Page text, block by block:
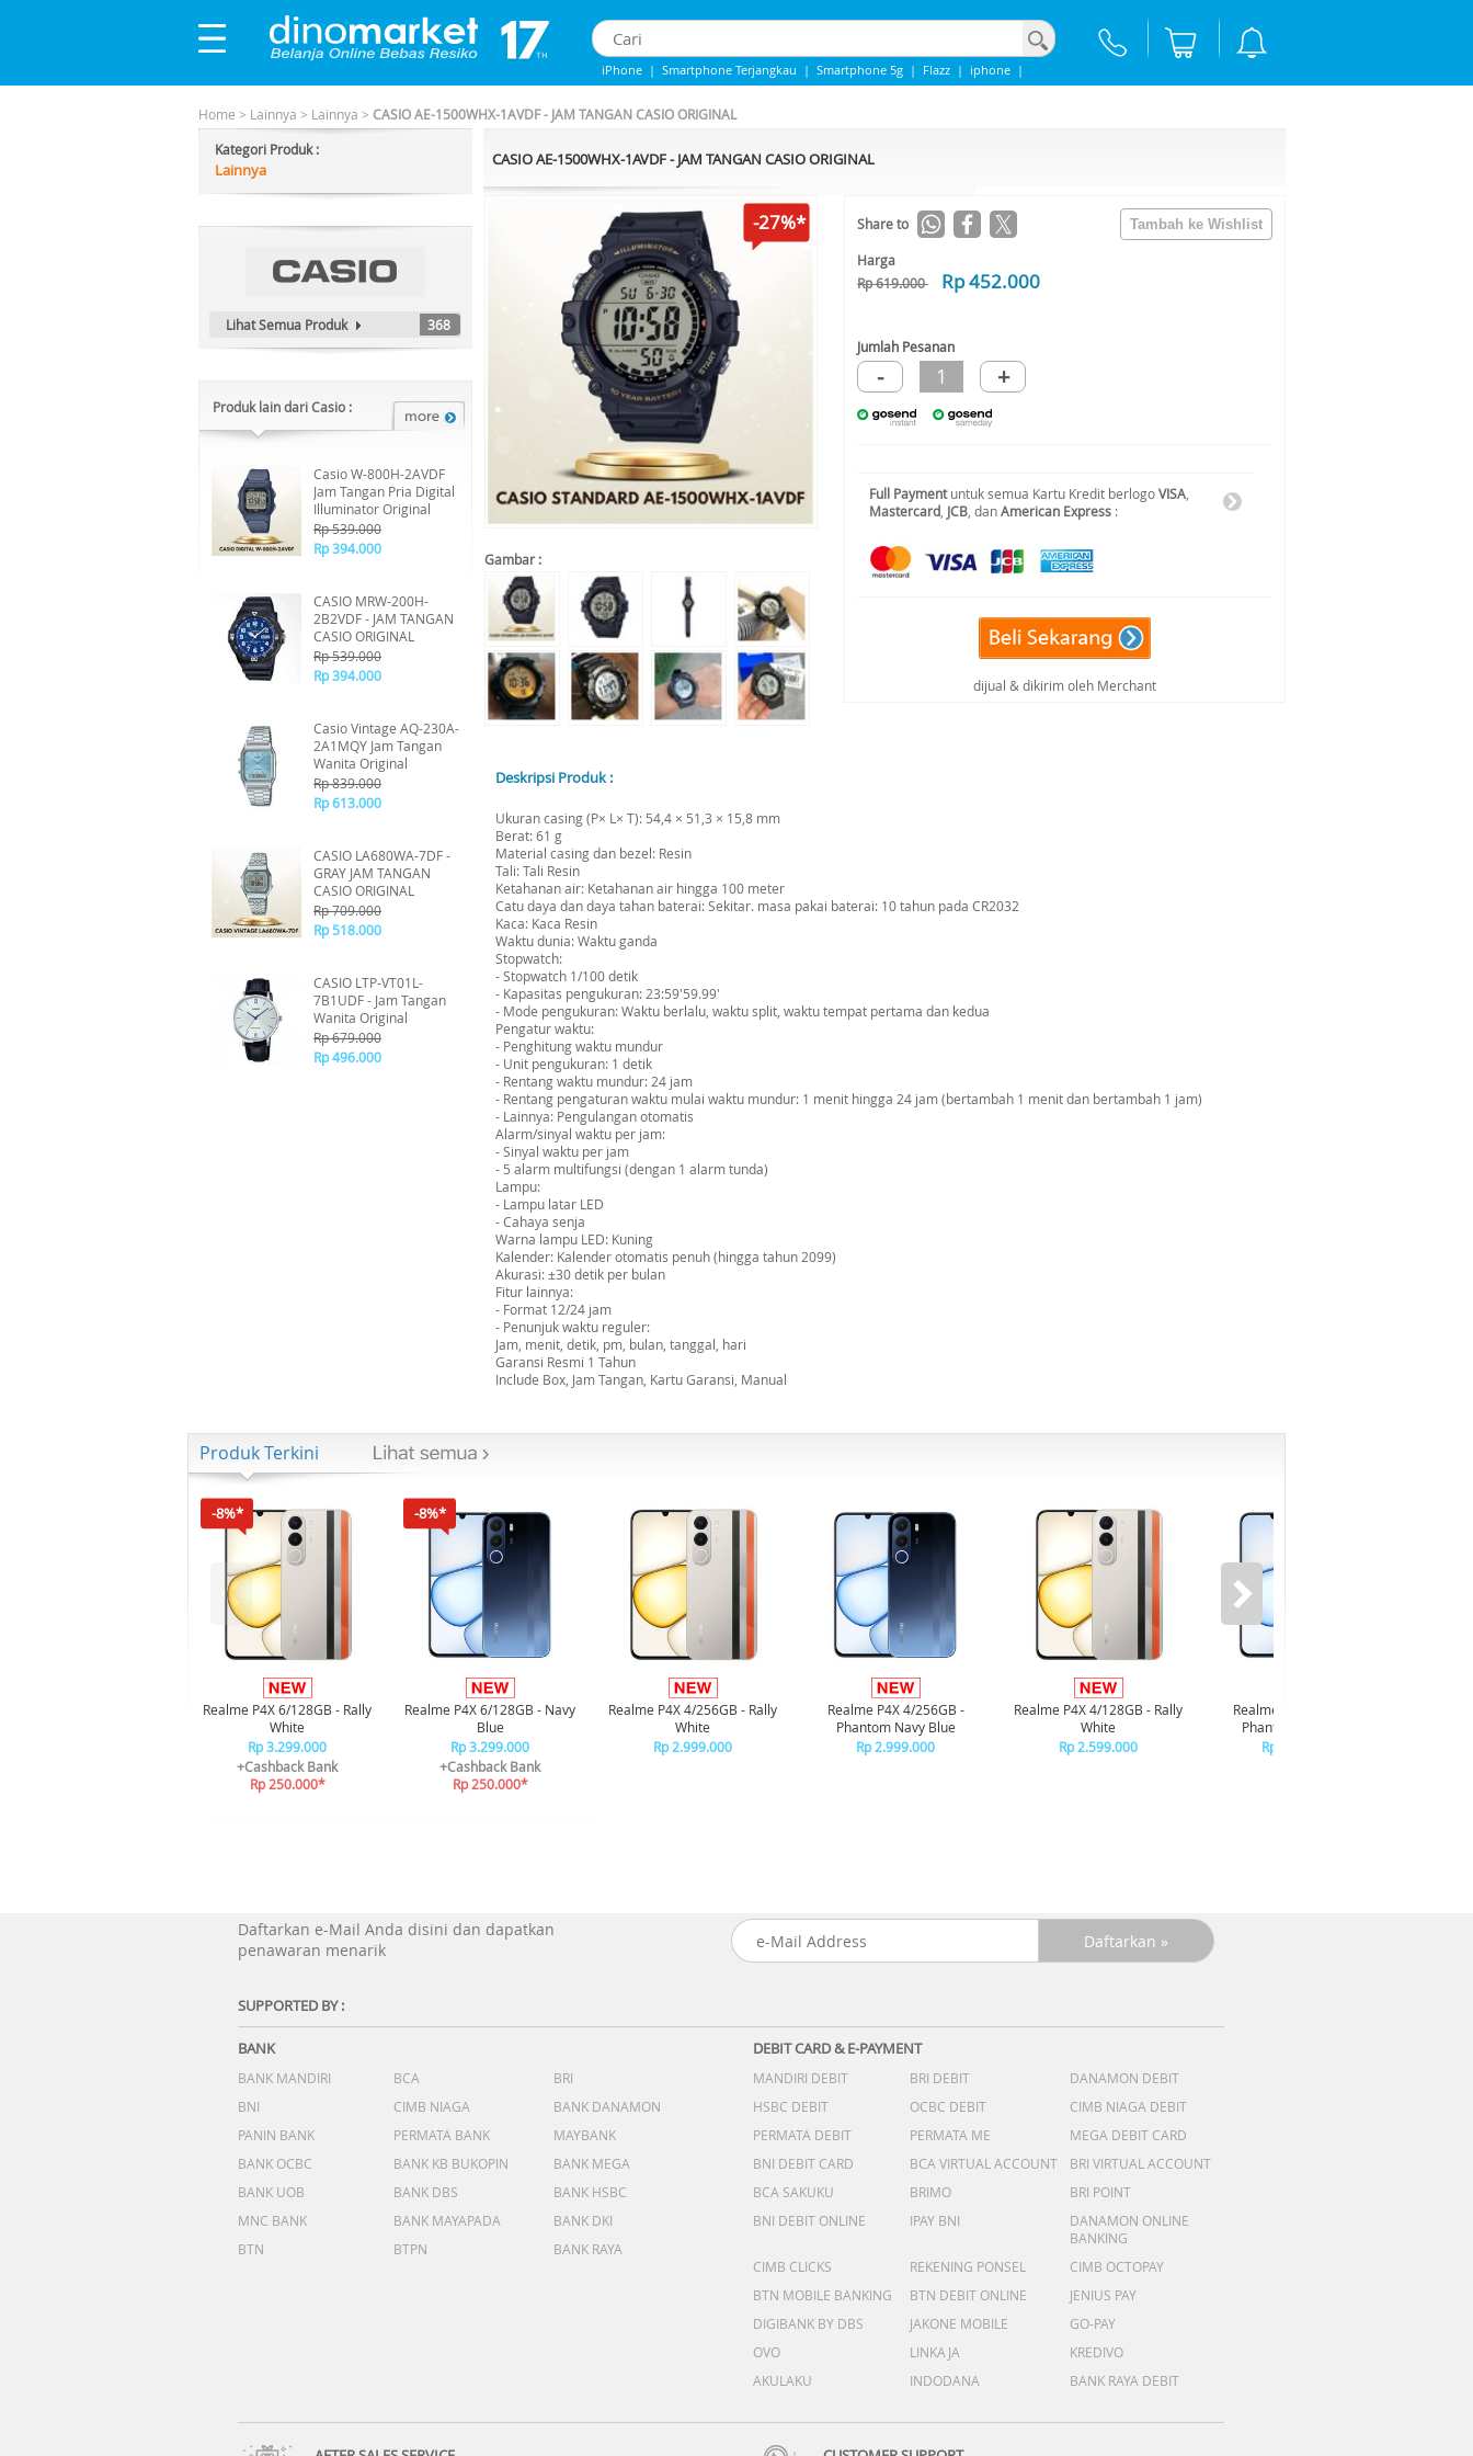
iPhone | Smartphone Terjangkau | Smartphone 5g | Flazz | iphone |
Home > Lainnya > Lainnya > CASIO AE-1500WHX-1AVDF - JAM TANGAN CASIO ORIGINAL
Kategori Produk :
Lainnya
Lihat Semua Produk 368
Produk lain dari Casio :
Casio W-800H-2AVDF
Jam Tangan Pria Digital
Illuminator Original
Rp 539.000
Rp 394.000
CASIO MRW-200H-
2B2VDF - JAM TANGAN
CASIO ORIGINAL
Rp 539.000
Rp 394.000
Casio Vintage AQ-230A-
2A1MQY Jam Tangan
Wanita Original
Rp 839.000
Rp 613.000
CASIO LA680WA-7DF -
GRAY JAM TANGAN
CASIO ORIGINAL
Rp 709.000
Rp 518.000
CASIO LTP-VT01L-
7B1UDF - Jam Tangan
Wanita Original
Rp 679.000
Rp 496.000
CASIO AE-1500WHX-1AVDF - JAM TANGAN CASIO ORIGINAL
-27%*
Gambar :
Share to
Harga
Rp 619.000
Rp 452.000
Jumlah Pesanan
- 1 +
Full Paymentuntuk semua Kartu Kredit berlogoVISA
Mastercard JCB , danAmerican Express :
dijual & dikirim oleh Merchant
Deskripsi Produk :
Ukuran casing (P× L× T): 54,4 × 51,3 × 15,8 mm
Berat: 61 g
Material casing dan bezel: Resin
Tali: Tali Resin
Ketahanan air: Ketahanan air hingga 100 meter
Catu daya dan daya tahan baterai: Sekitar. masa pakai baterai: 10 tahun pada CR2032
Kaca: Kaca Resin
Waktu dunia: Waktu ganda
Stopwatch:
- Stopwatch 1/100 detik
- Kapasitas pengukuran: 23:59'59.99'
- Mode pengukuran: Waktu berlalu, waktu split, waktu tempat pertama dan kedua
Pengatur waktu:
- Penghitung waktu mundur
- Unit pengukuran: 1 detik
- Rentang waktu mundur: 24 jam
- Rentang pengaturan waktu mulai waktu mundur: 1 menit hingga 24 jam (bertambah 1 menit dan bertambah 1 jam)
- Lainnya: Pengulangan otomatis
Alarm/sinyal waktu per jam:
- Sinyal waktu per jam
- 5 alarm multifungsi (dengan 1 alarm tunda)
Lampu:
- Lampu latar LED
- Cahaya senja
Warna lampu LED: Kuning
Kalender: Kalender otomatis penuh (hingga tahun 2099)
Akurasi: ±30 detik per bulan
Fitur lainnya:
- Format 12/24 jam
- Penunjuk waktu reguler:
Jam, menit, detik, pm, bulan, tanggal, hari
Garansi Resmi 1 Tahun
Include Box, Jam Tangan, Kartu Garansi, Manual
Produk Terkini
-8%*
Realme P4X 6/128GB - Rally
White
Rp 3.299.000
+Cashback Bank
Rp 250.000*
-8%*
Realme P4X 6/128GB - Navy
Blue
Rp 3.299.000
+Cashback Bank
Rp 250.000*
Realme P4X 4/256GB - Rally
White
Rp 2.999.000
Realme P4X 4/256GB -
Phantom Navy Blue
Rp 2.999.000
Realme P4X 4/128GB - Rally
White
Rp 2.599.000
Realme P4X 4/128GB -
Phantom Navy Blue
Rp 2.599.000
Daftarkan e-Mail Anda disini dan dapatkan
penawaran menarik
SUPPORTED BY :
BANK
BANK MANDIRI BCA
BRI
BNI
CIMB NIAGA
BANK DANAMON
PANIN BANK
PERMATA BANK
MAYBANK
BANK OCBC
BANK KB BUKOPIN
BANK MEGA
BANK UOB
BANK DBS
BANK HSBC
MNC BANK
BANK MAYAPADA
BANK DKI
BTN
BTPN BANK RAYA
DEBIT CARD & E-PAYMENT
MANDIRI DEBIT BRI DEBIT
DANAMON DEBIT
HSBC DEBIT
OCBC DEBIT
CIMB NIAGA DEBIT
PERMATA DEBIT
PERMATA ME
MEGA DEBIT CARD
BNI DEBIT CARD
BCA VIRTUAL ACCOUNT
BRI VIRTUAL ACCOUNT
BCA SAKUKU
BRIMO
BRI POINT
BNI DEBIT ONLINE
IPAY BNI
DANAMON ONLINE
BANKING
CIMB CLICKS
REKENING PONSEL
CIMB OCTOPAY
BTN MOBILE BANKING
BTN DEBIT ONLINE
JENIUS PAY
DIGIBANK BY DBS
JAKONE MOBILE
GO-PAY
OVO
LINKAJA
KREDIVO
AKULAKU
INDODANA BANK RAYA DEBIT